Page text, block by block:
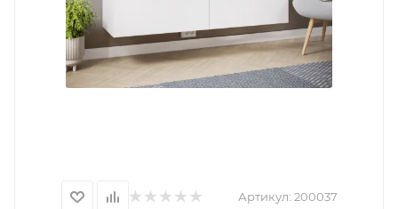
Артикул: 200037